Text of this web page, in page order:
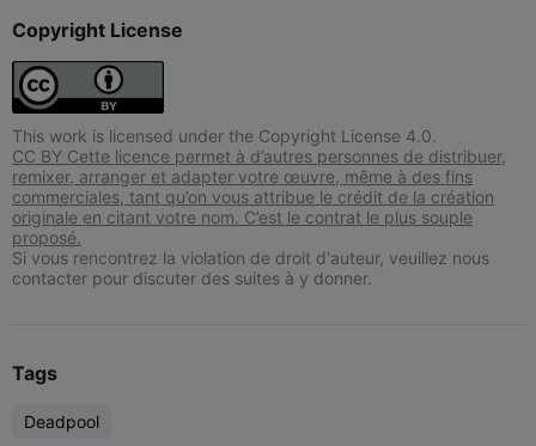
Copyright License
This work is licensed under the Copyright License 4.0.
CC BY Cette licence permet à d’autres personnes de distribuer,
remixer, arranger et adapter votre œuvre, même à des fins
commerciales, tant qu’on vous attribue le crédit de la création
originale en citant votre nom. C’est le contrat le plus souple
proposé.
Si vous rencontrez la violation de droit d'auteur, veuillez nous
contacter pour discuter des suites à y donner.
Tags
Deadpool